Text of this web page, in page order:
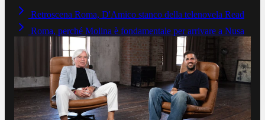
Retroscena Roma, D'Amico stanco della telenovela Read
Roma, perché Molina è fondamentale per arrivare a Nusa